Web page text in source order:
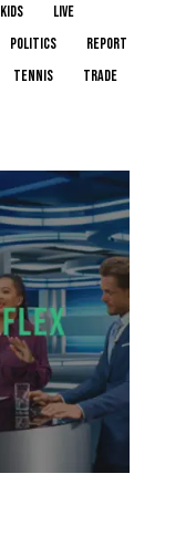
kids
live
politics
report
tennis
trade